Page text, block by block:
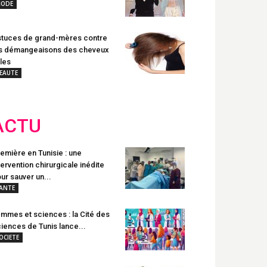
de grand-mères contre
démangeaisons des cheveux
en Tunisie : une
chirurgicale inédite
sauver un...
et sciences : la Cité des
de Tunis lance...